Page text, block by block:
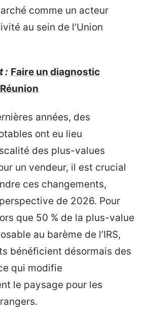
comme un acteur
au sein de l’Union
: Faire un diagnostic
années, des
ont eu lieu
des plus-values
un vendeur, il est crucial
ces changements,
de 2026. Pour
que 50 % de la plus-value
au barème de l’IRS,
bénéficient désormais des
qui modifie
le paysage pour les